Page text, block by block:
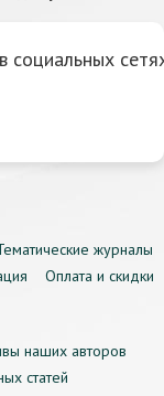
социальных
журналы
Оплата и скидки
наших авторов
статей